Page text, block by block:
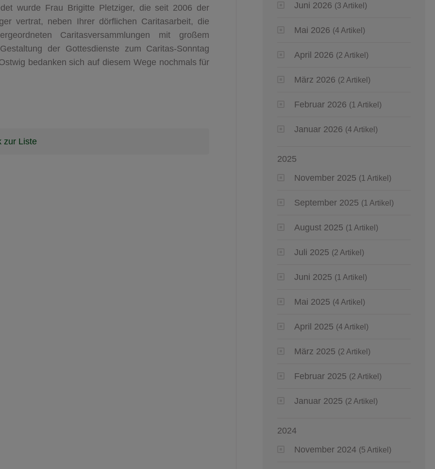
wurde Frau Brigitte Pletziger, die seit 2006 der
vertrat, neben Ihrer dörflichen Caritasarbeit, die
Caritasversammlungen mit großem
der Gottesdienste zum Caritas-Sonntag
bedanken sich auf diesem Wege nochmals für
zur Liste
Juni 2026 (3 Artikel)
Mai 2026 (4 Artikel)
April 2026 (2 Artikel)
März 2026 (2 Artikel)
Februar 2026 (1 Artikel)
Januar 2026 (4 Artikel)
2025
November 2025 (1 Artikel)
September 2025 (1 Artikel)
August 2025 (1 Artikel)
Juli 2025 (2 Artikel)
Juni 2025 (1 Artikel)
Mai 2025 (4 Artikel)
April 2025 (4 Artikel)
März 2025 (2 Artikel)
Februar 2025 (2 Artikel)
Januar 2025 (2 Artikel)
2024
November 2024 (5 Artikel)